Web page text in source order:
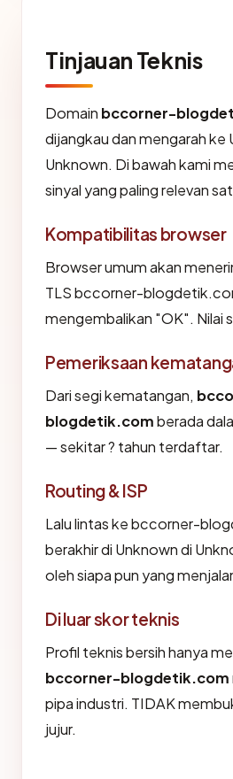
Tinjauan Teknis
Domain bccorner-
dijangkau dan mengarah ke
Unknown. Di bawah kami
sinyal yang paling relevan
Kompatibilitas browser
Browser umum akan
TLS bccorner-
mengembalikan "OK". Nilai
Pemeriksaan
Dari segi kematangan,
blogdetik.comberada
— sekitar ? tahun terdaftar.
Routing & ISP
Lalu lintas ke bccorner-
berakhir di Unknown di
oleh siapa pun yang
Di luar skor teknis
Profil teknis bersih hanya
bccorner-blogdetik.com
pipa industri. TIDAK
jujur.